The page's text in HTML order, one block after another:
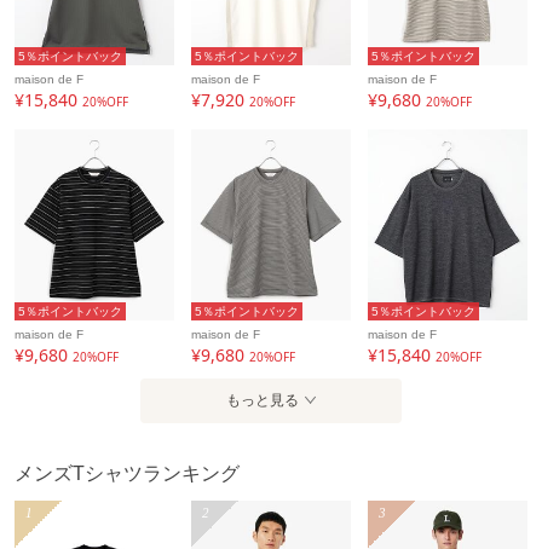
5％ポイントバック
maison de F
¥15,840 20%OFF
5％ポイントバック
maison de F
¥7,920 20%OFF
5％ポイントバック
maison de F
¥9,680 20%OFF
5％ポイントバック
maison de F
¥9,680 20%OFF
5％ポイントバック
maison de F
¥9,680 20%OFF
5％ポイントバック
maison de F
¥15,840 20%OFF
もっと見る
メンズTシャツランキング
1 2 3